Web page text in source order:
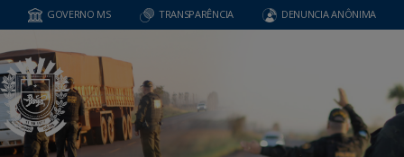
GOVERNO MS TRANSPARÊNCIA DENUNCIA ANÔNIMA